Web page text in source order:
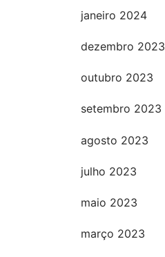
janeiro 2024
dezembro 2023
outubro 2023
setembro 2023
agosto 2023
julho 2023
maio 2023
março 2023